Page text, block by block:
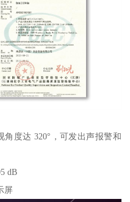
度达 320°，可发出声报警和
dB
屏